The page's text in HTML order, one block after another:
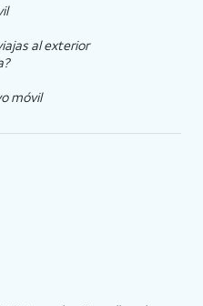
al exterior
móvil